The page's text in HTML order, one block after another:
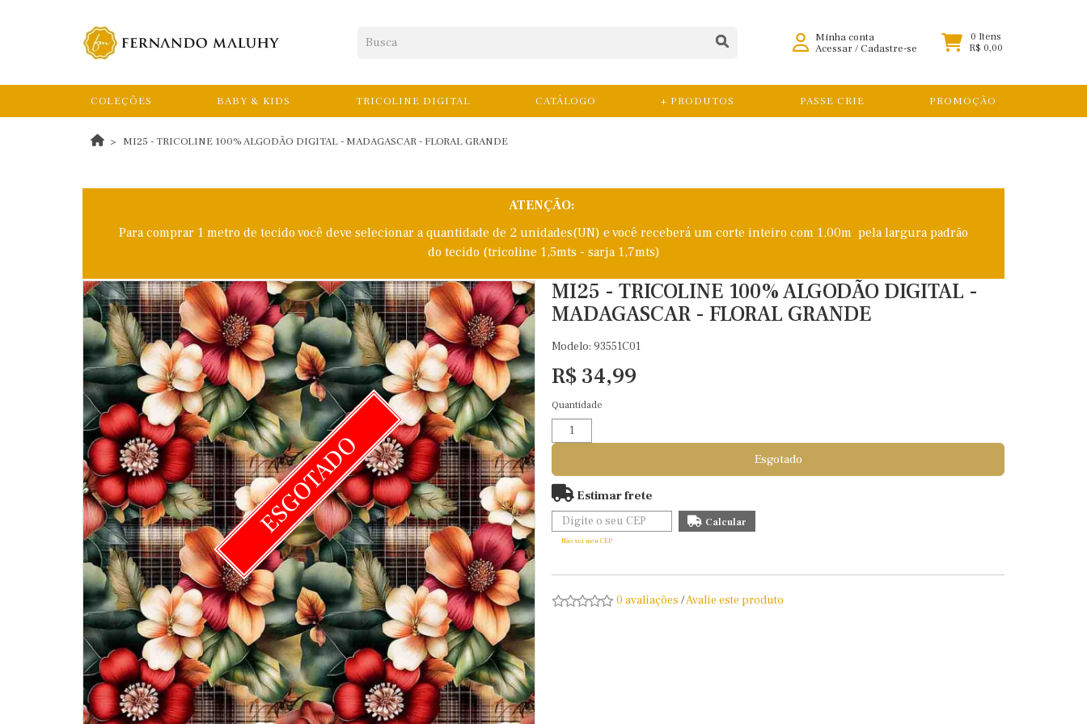
Minha conta
Acessar/Cadastre-se
0 Itens
R$ 0,00
COLEÇÕES BABY & KIDS TRICOLINE DIGITAL CATÁLOGO + PRODUTOS PASSE CRIE PROMOÇÃO
MI25 - TRICOLINE 100% ALGODÃO DIGITAL - MADAGASCAR - FLORAL GRANDE
ATENÇÃO:
Para comprar 1 metro de tecido você deve selecionar a quantidade de 2 unidades(UN) e você receberá um corte inteiro com 1,00m pela largura padrão
do tecido (tricoline 1,5mts - sarja 1,7mts)
ESGOTADO
MI25 - TRICOLINE 100% ALGODÃO DIGITAL -
MADAGASCAR - FLORAL GRANDE
Modelo: 93551C01
R$ 34,99
Quantidade
Esgotado
Estimar frete
Não sei meu CEP
0 avaliações /Avalie este produto